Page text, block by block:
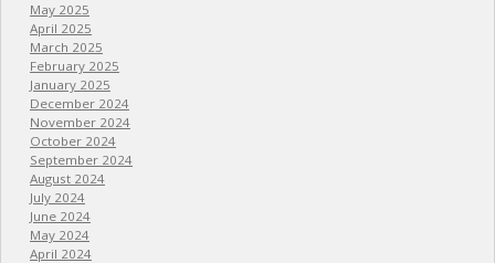
May 2025
April 2025
March 2025
February 2025
January 2025
December 2024
November 2024
October 2024
September 2024
August 2024
July 2024
June 2024
May 2024
April 2024